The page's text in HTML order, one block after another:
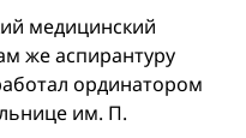
медицинский
же аспирантуру
ординатором
им. П.